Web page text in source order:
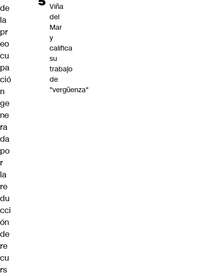
de
la
pr
eo
cu
pa
ció
n
ge
ne
ra
da
po
r
la
re
du
cci
ón
de
re
cu
rs
Viña
del
Mar
y
califica
su
trabajo
de
"vergüenza"